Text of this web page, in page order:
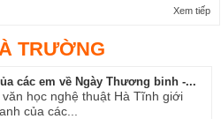
Xem tiếp
TRƯỜNG
các em về Ngày Thương binh -...
văn học nghệ thuật Hà Tĩnh giới
của các...